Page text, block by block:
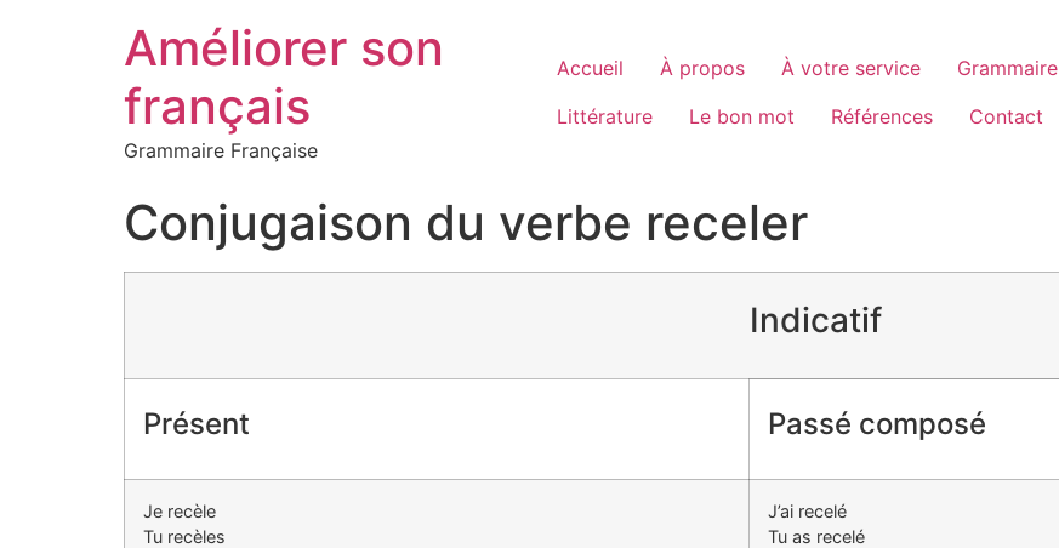
Améliorer son
français
Grammaire Française
Accueil À propos À votre service Grammaire
Littérature
Le bon mot Références Contact
Conjugaison du verbe receler
Indicatif
Présent Passé composé
Je recèle
Tu recèles
J’ai recelé
Tu as recelé